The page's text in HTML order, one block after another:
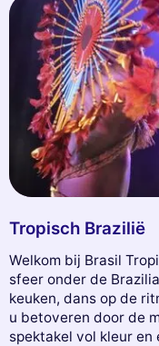
Tropisch Brazilië
Welkom bij Brasil
sfeer onder de
keuken, dans op de
u betoveren door de
spektakel vol kleur en